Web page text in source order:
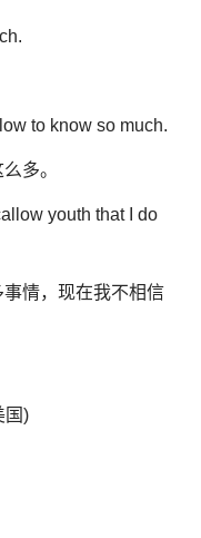
to know so much.
多。
youth that I do
情，现在我不相信
国)